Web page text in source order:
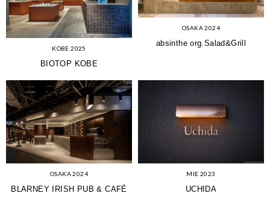
KOBE 2025
BIOTOP KOBE
OSAKA 2024
absinthe org.Salad&Grill
OSAKA 2024
BLARNEY IRISH PUB & CAFÉ
MIE 2023
UCHIDA